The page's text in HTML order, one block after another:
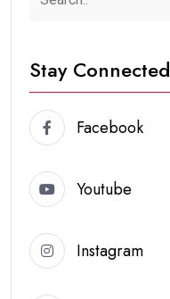
Stay Connected
Facebook
Youtube
Instagram